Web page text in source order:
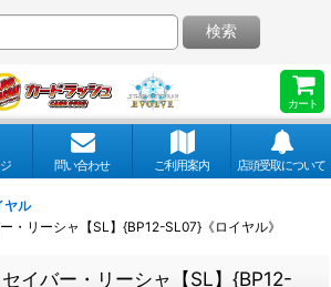
カート
検索
問い合わせ ご利用案内 店頭受取について
ヤル
・リーシャ【SL】{BP12-SL07}《ロイヤル》
セイバー・リーシャ【SL】{BP12-